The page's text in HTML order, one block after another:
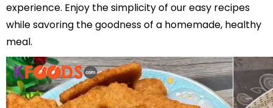
experience. Enjoy the simplicity of our easy recipes
while savoring the goodness of a homemade, healthy
meal.